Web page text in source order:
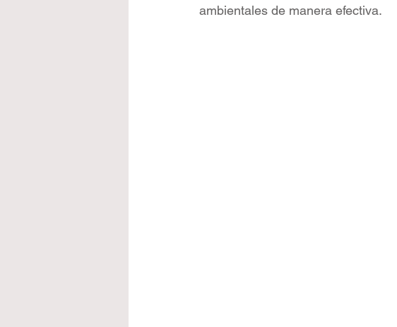
ambientales de manera efectiva.